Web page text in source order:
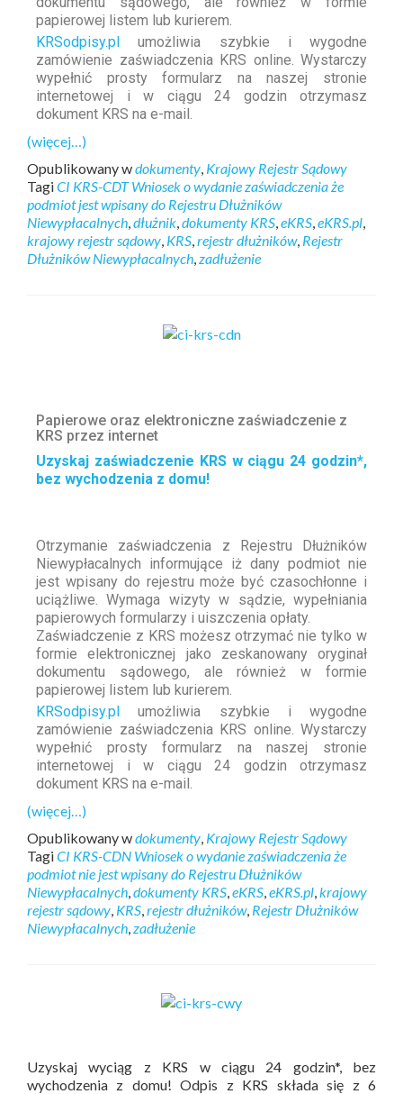
papierowej listem lub kurierem.
KRSodpisy.pl umożliwia szybkie i wygodne
zamówienie zaświadczenia KRS online. Wystarczy
wypełnić prosty formularz na naszej stronie
internetowej i w ciągu 24 godzin otrzymasz
dokument KRS na e-mail.
(więcej…)
Opublikowany wdokumenty Krajowy Rejestr Sądowy
TagiCI KRS-CDT Wniosek o wydanie zaświadczenia że
podmiot jest wpisany do Rejestru Dłużników
Niewypłacalnych dłużnik dokumenty KRS eKRS eKRS.pl
krajowy rejestr sądowy KRS rejestr dłużników, Rejestr
Dłużników Niewypłacalnych zadłużenie
Papierowe oraz elektroniczne zaświadczenie z
KRS przez internet
Uzyskaj zaświadczenie KRS w ciągu 24 godzin*,
bez wychodzenia z domu!
Otrzymanie zaświadczenia z Rejestru Dłużników
Niewypłacalnych informujące iż dany podmiot nie
jest wpisany do rejestru może być czasochłonne i
uciążliwe. Wymaga wizyty w sądzie, wypełniania
papierowych formularzy i uiszczenia opłaty.
Zaświadczenie z KRS możesz otrzymać nie tylko w
formie elektronicznej jako zeskanowany oryginał
dokumentu sądowego, ale również w formie
papierowej listem lub kurierem.
KRSodpisy.pl umożliwia szybkie i wygodne
zamówienie zaświadczenia KRS online. Wystarczy
wypełnić prosty formularz na naszej stronie
internetowej i w ciągu 24 godzin otrzymasz
dokument KRS na e-mail.
(więcej…)
Opublikowany wdokumenty Krajowy Rejestr Sądowy
TagiCI KRS-CDN Wniosek o wydanie zaświadczenia że
podmiot nie jest wpisany do Rejestru Dłużników
Niewypłacalnych dokumenty KRS eKRS eKRS.pl krajowy
rejestr sądowy KRS rejestr dłużników, Rejestr Dłużników
Niewypłacalnych zadłużenie
Uzyskaj wyciąg z KRS w ciągu 24 godzin*, bez
wychodzenia z domu! Odpis z KRS składa się z 6